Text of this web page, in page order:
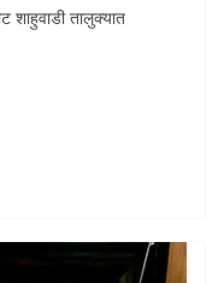
तालुक्यात